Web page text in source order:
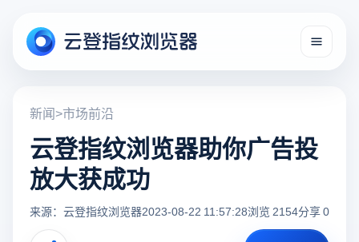
新闻>市场前沿
云登指纹浏览器助你广告投
放大获成功
来源：云登指纹浏览器2023-08-22 11:57:28浏览 2154分享 0